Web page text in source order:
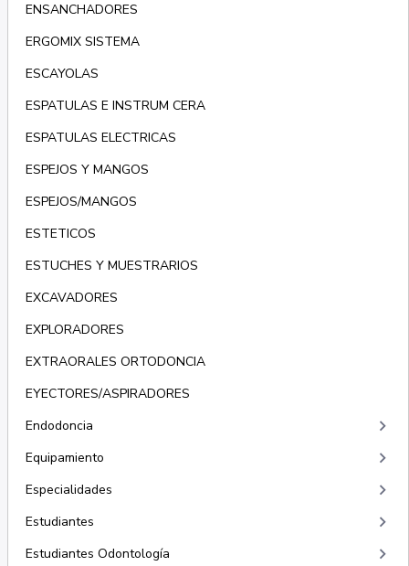
ENSANCHADORES
ERGOMIX SISTEMA
ESCAYOLAS
ESPATULAS E INSTRUM CERA
ESPATULAS ELECTRICAS
ESPEJOS Y MANGOS
ESPEJOS/MANGOS
ESTETICOS
ESTUCHES Y MUESTRARIOS
EXCAVADORES
EXPLORADORES
EXTRAORALES ORTODONCIA
EYECTORES/ASPIRADORES
Endodoncia
keyboard_arrow_right
Equipamiento keyboard_arrow_right
Especialidades keyboard_arrow_right
Estudiantes keyboard_arrow_right
Estudiantes Odontología keyboard_arrow_right